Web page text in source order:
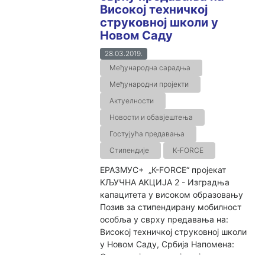
Високој техничкој
струковној школи у
Новом Саду
28.03.2019.
Међународна сарадња
Међународни пројекти
Актуелности
Новости и обавјештења
Гостујућа предавања
Стипендије
K-FORCE
ЕРАЗМУС+ „К-FORCE“ пројекат
КЉУЧНА АКЦИЈА 2 - Изградња
капацитета у високом образовању
Позив за стипендирану мобилност
особља у сврху предавања на:
Високој техничкој струковној школи
у Новом Саду, Србија Напомена: